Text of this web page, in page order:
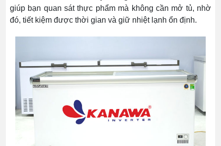
giúp bạn quan sát thực phẩm mà không cần mở tủ, nhờ
đó, tiết kiệm được thời gian và giữ nhiệt lạnh ổn định.